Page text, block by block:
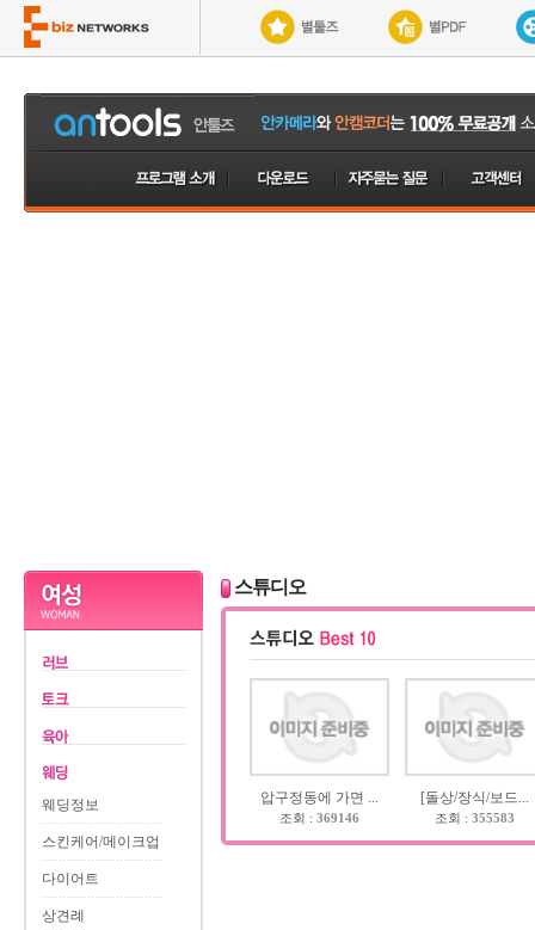
웨딩정보
스킨케어/메이크업
다이어트
상견례
스튜디오
압구정동에 가면 ...
조회 : 369146
[돌상/장식/보드...
조회 : 355583